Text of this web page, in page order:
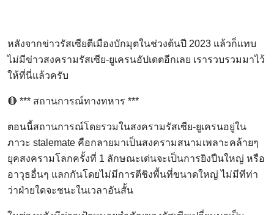
หลังจากข่าวรัสเซียตีเมืองบักมุตในช่วงต้นปี 2023 แล้วก็แทบ
ไม่มีข่าวสงครามรัสเซีย-ยูเครนอัปเดตอีกเลย เรารวบรวมมาไว้
ให้ที่นี่แล้วครับ
🔴 *** สถานการณ์ทางทหาร ***
ตอนนี้สถานการณ์โดยรวมในสงครามรัสเซีย-ยูเครนอยู่ใน
ภาวะ stalemate คือกลายมาเป็นสงครามสนามเพลาะคล้ายๆ
ยุคสงครามโลกครั้งที่ 1 ลักษณะเด่นจะเป็นการยิงปืนใหญ่ หรือ
อาวุธอื่นๆ แลกกันโดยไม่มีการตีชิงพื้นที่ขนาดใหญ่ ไม่มีทีท่า
ว่าฝ่ายใดจะชนะในเวลาอันสั้น